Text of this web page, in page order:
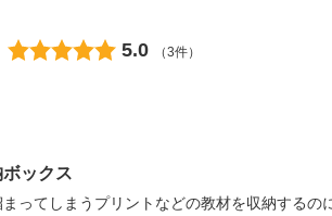
5.0 （3件）
ックス
ってしまうプリントなどの教材を収納する